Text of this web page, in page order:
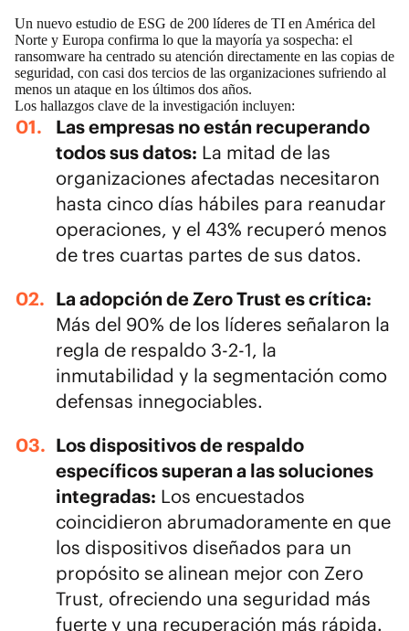
Un nuevo estudio de ESG de 200 líderes de TI en América del
Norte y Europa confirma lo que la mayoría ya sospecha: el
ransomware ha centrado su atención directamente en las copias de
seguridad, con casi dos tercios de las organizaciones sufriendo al
menos un ataque en los últimos dos años.
Los hallazgos clave de la investigación incluyen:
Las empresas no están recuperando
todos sus datos: La mitad de las
organizaciones afectadas necesitaron
hasta cinco días hábiles para reanudar
operaciones, y el 43% recuperó menos
de tres cuartas partes de sus datos.
La adopción de Zero Trust es crítica:
Más del 90% de los líderes señalaron la
regla de respaldo 3-2-1, la
inmutabilidad y la segmentación como
defensas innegociables.
Los dispositivos de respaldo
específicos superan a las soluciones
integradas: Los encuestados
coincidieron abrumadoramente en que
los dispositivos diseñados para un
propósito se alinean mejor con Zero
Trust, ofreciendo una seguridad más
fuerte y una recuperación más rápida.